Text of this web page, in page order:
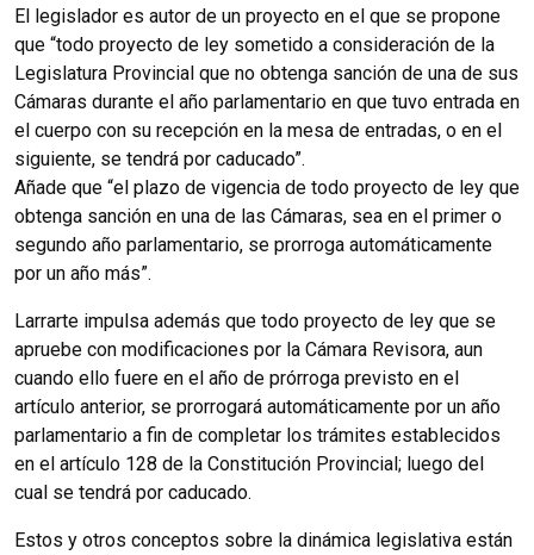
El legislador es autor de un proyecto en el que se propone
que “todo proyecto de ley sometido a consideración de la
Legislatura Provincial que no obtenga sanción de una de sus
Cámaras durante el año parlamentario en que tuvo entrada en
el cuerpo con su recepción en la mesa de entradas, o en el
siguiente, se tendrá por caducado”.
Añade que “el plazo de vigencia de todo proyecto de ley que
obtenga sanción en una de las Cámaras, sea en el primer o
segundo año parlamentario, se prorroga automáticamente
por un año más”.
Larrarte impulsa además que todo proyecto de ley que se
apruebe con modificaciones por la Cámara Revisora, aun
cuando ello fuere en el año de prórroga previsto en el
artículo anterior, se prorrogará automáticamente por un año
parlamentario a fin de completar los trámites establecidos
en el artículo 128 de la Constitución Provincial; luego del
cual se tendrá por caducado.
Estos y otros conceptos sobre la dinámica legislativa están